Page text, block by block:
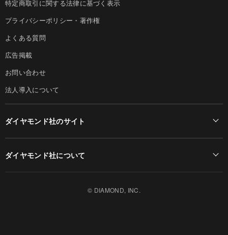
特定商取引に関する法律に基づく表示
プライバシーポリシー・著作権
よくある質問
広告掲載
お問い合わせ
法人導入について
ダイヤモンド社のサイト
ダイヤモンド社について
© DIAMOND, INC.